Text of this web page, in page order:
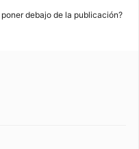
debajo de la publicación?